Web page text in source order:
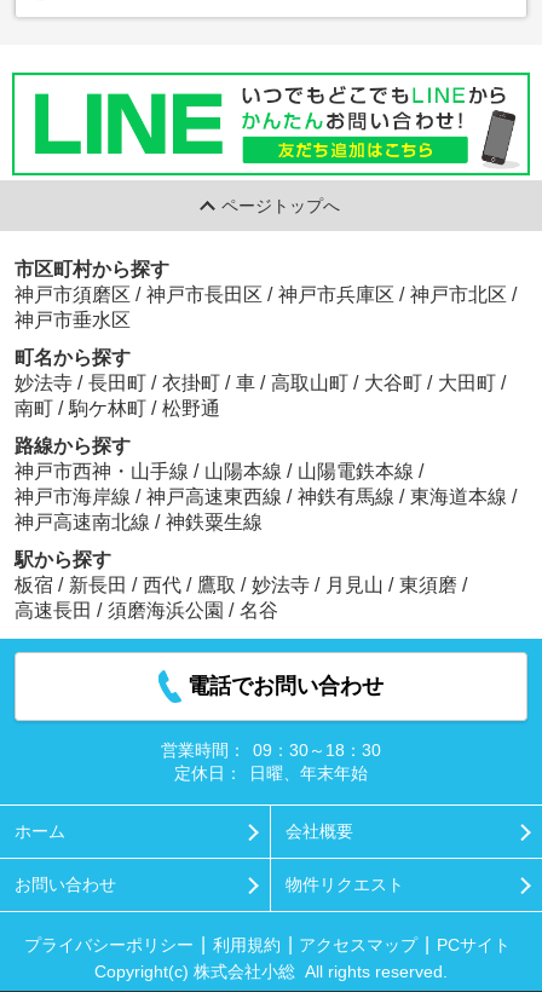
ページトップへ
市区町村から探す
神戸市須磨区 / 神戸市長田区 / 神戸市兵庫区 / 神戸市北区 /
神戸市垂水区
町名から探す
妙法寺 / 長田町 / 衣掛町 / 車 / 高取山町 / 大谷町 / 大田町 /
南町 / 駒ケ林町 / 松野通
路線から探す
神戸市西神・山手線 / 山陽本線 / 山陽電鉄本線 /
神戸市海岸線 / 神戸高速東西線 / 神鉄有馬線 / 東海道本線 /
神戸高速南北線 / 神鉄粟生線
駅から探す
板宿 / 新長田 / 西代 / 鷹取 / 妙法寺 / 月見山 / 東須磨 /
高速長田 / 須磨海浜公園 / 名谷
電話でお問い合わせ
営業時間：
09：30～18：30
定休日：
日曜、年末年始
ホーム 会社概要
お問い合わせ 物件リクエスト
プライバシーポリシー 利用規約 アクセスマップ
PCサイト
Copyright(c) 株式会社小総 All rights reserved.